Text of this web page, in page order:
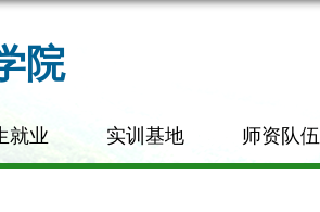
院
就业 实训基地 师资队伍